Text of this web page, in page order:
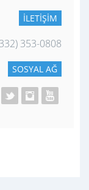
İLETIŞIM
353-0808
SOSYAL AĞ